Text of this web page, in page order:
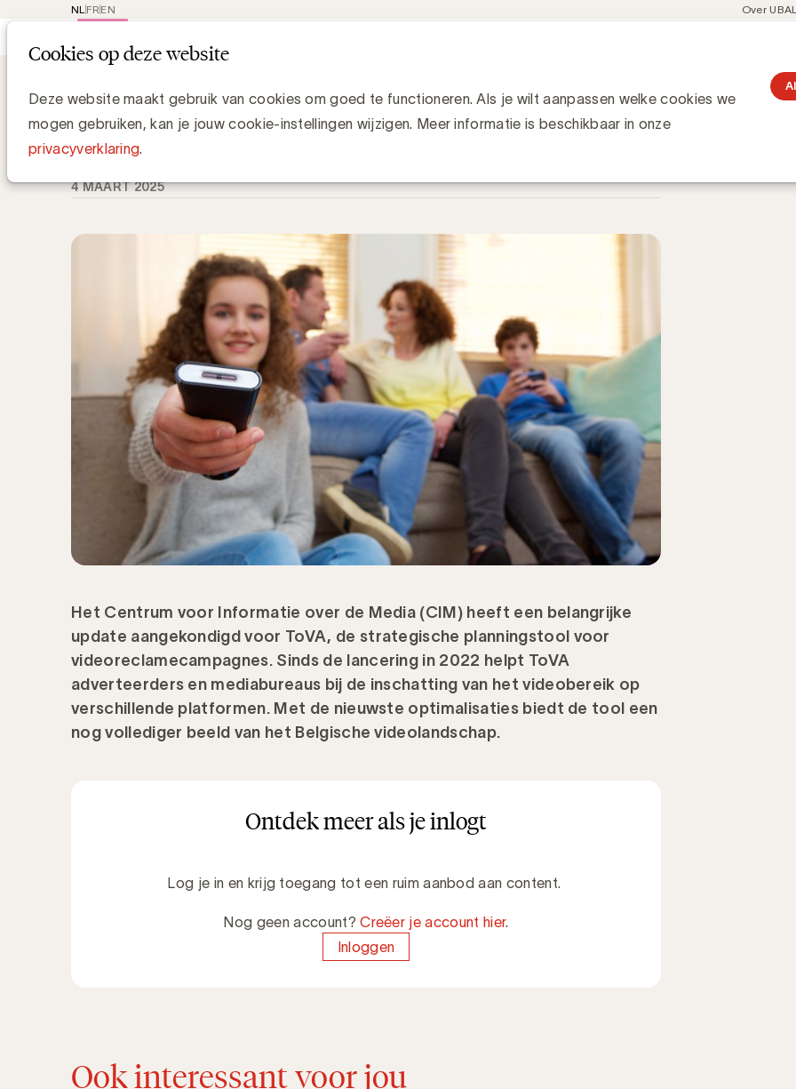
Cookies op deze website
Deze website maakt gebruik van cookies om goed te functioneren. Als je wilt aanpassen welke cookies we
mogen gebruiken, kan je jouw cookie-instellingen wijzigen. Meer informatie is beschikbaar in onze
privacyverklaring.
EN
FR
NL
Meta
Over UBA
ToVA: Completer inzicht in videobereik
Luc Eeckhout, Manager Media & Agencies
4 MAART 2025
Het Centrum voor Informatie over de Media (CIM) heeft een belangrijke
update aangekondigd voor ToVA, de strategische planningstool voor
videoreclamecampagnes. Sinds de lancering in 2022 helpt ToVA
adverteerders en mediabureaus bij de inschatting van het videobereik op
verschillende platformen. Met de nieuwste optimalisaties biedt de tool een
nog vollediger beeld van het Belgische videolandschap.
Ontdek meer als je inlogt
Log je in en krijg toegang tot een ruim aanbod aan content.
Nog geen account?Creëer je account hier.
Inloggen
Ook interessant voor jou